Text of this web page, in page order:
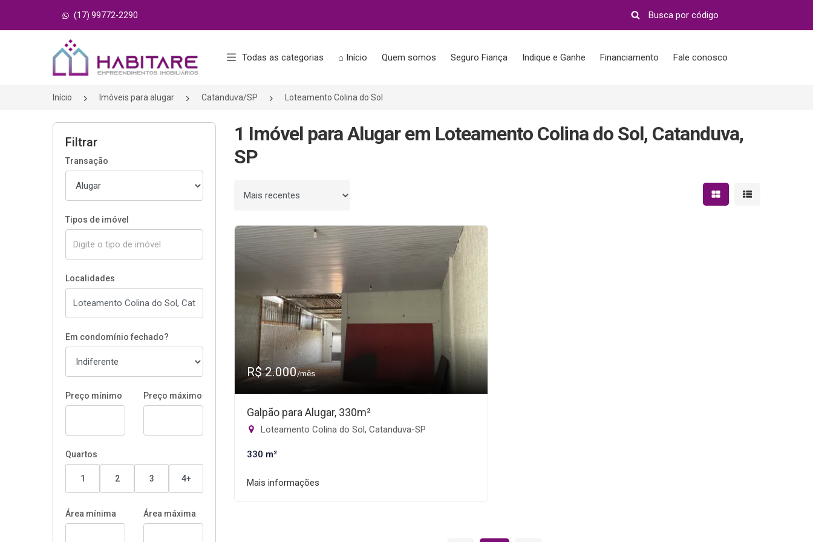
(17) 99772-2290
Página inicial
Todas as categorias ⌂ Início Quem somos Seguro Fiança Indique e Ganhe Financiamento Fale conosco
Início Imóveis para alugar Catanduva/SP Loteamento Colina do Sol
Filtrar
Transação
Tipos de imóvel
Localidades
Em condomínio fechado?
Preço mínimo Preço máximo
Quartos
1 2 3 4+
Área mínima Área máxima
1 Imóvel para Alugar em Loteamento Colina do Sol, Catanduva,
SP
Ordenar por Mostrar resultados em
Mostrar
R$ 2.000/mês
Galpão para Alugar, 330m²
Loteamento Colina do Sol, Catanduva-SP
330 m²
Mais informações